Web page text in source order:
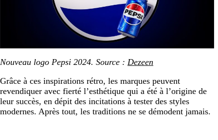
Nouveau logo Pepsi 2024. Source : Dezeen
Grâce à ces inspirations rétro, les marques peuvent
revendiquer avec fierté l’esthétique qui a été à l’origine de
leur succès, en dépit des incitations à tester des styles
modernes. Après tout, les traditions ne se démodent jamais.